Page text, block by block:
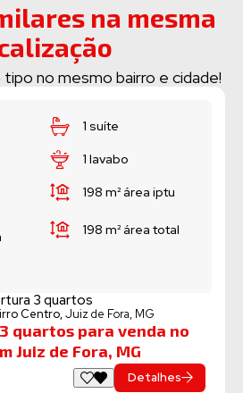
na mesma
no mesmo bairro e cidade!
171 m²
2 elevadores
bairro Centro em
Valor de venda
R$ 1.799.900,00